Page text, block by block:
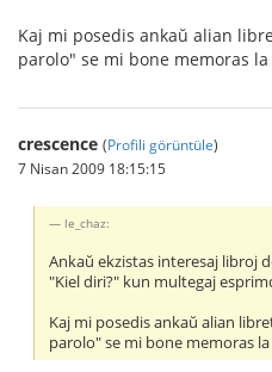
Kaj mi posedis ankaŭ alian
parolo" se mi bone memoras
crescence (Profili görüntüle)
7 Nisan 2009 18:15:15
le_chaz:
Ankaŭ ekzistas interesaj libroj
"Kiel diri?" kun multegaj
Kaj mi posedis ankaŭ alian
parolo" se mi bone memoras